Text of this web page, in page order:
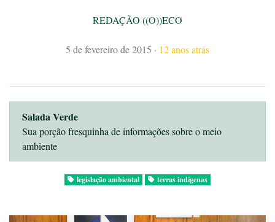
REDAÇÃO ((O))ECO
5 de fevereiro de 2015 · 12 anos atrás
Salada Verde
Sua porção fresquinha de informações sobre o meio
ambiente
legislação ambiental terras indígenas